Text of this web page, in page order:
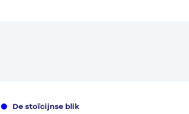
De stoïcijnse blik